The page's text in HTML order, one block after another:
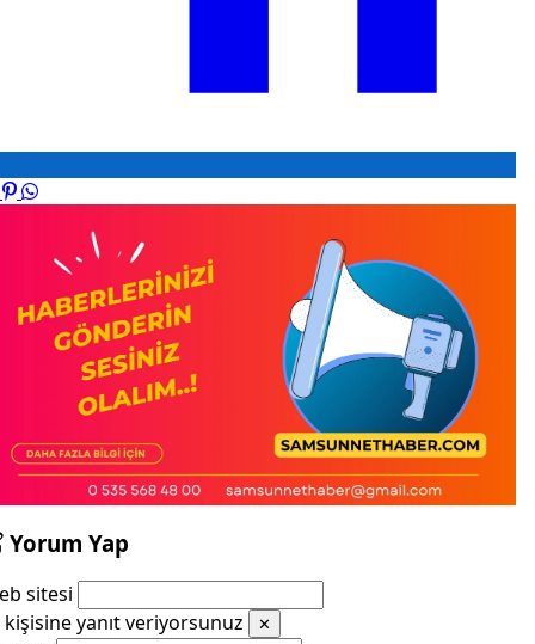
Yorum Yap
sitesi
kişisine yanıt veriyorsunuz
✕